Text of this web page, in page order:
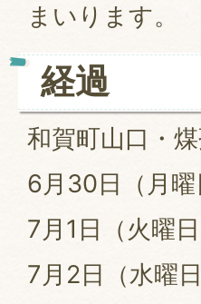
まいります。
経過
和賀町山口・
6月30日（月
7月1日（火曜
7月2日（水曜